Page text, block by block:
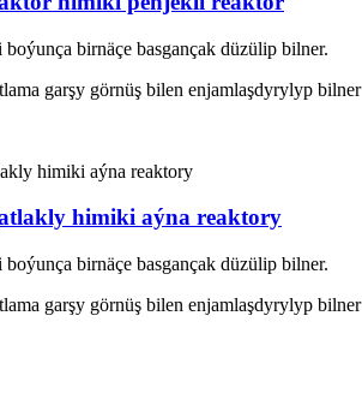
birnäçe basgançak düzülip bilner.
garşy görnüş bilen enjamlaşdyrylyp bilner
himiki aýna reaktory
birnäçe basgançak düzülip bilner.
garşy görnüş bilen enjamlaşdyrylyp bilner